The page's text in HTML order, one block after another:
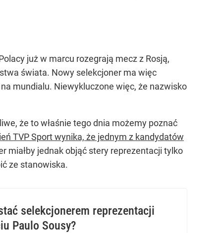
już w marcu rozegrają mecz z Rosją,
świata. Nowy selekcjoner ma więc
mundialu. Niewykluczone więc, że nazwisko
że to właśnie tego dnia możemy poznać
TVP Sport wynika, że jednym z kandydatów
miałby jednak objąć stery reprezentacji tylko
ze stanowiska.
selekcjonerem reprezentacji
Paulo Sousy?